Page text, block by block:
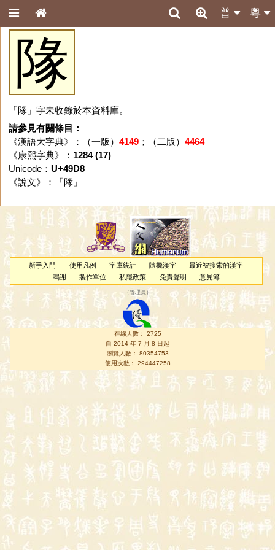
粵
普
䧘
「䧘」字未收錄於本資料庫。
請參見有關條目：
《漢語大字典》：（一版） 4149；（二版） 4464
《康熙字典》： 1284 (17)
Unicode： U+49D8
《說文》：「 䧘」
新手入門 使用凡例 字庫統計 隨機漢字
最近被搜索的漢字
鳴謝
製作單位 私隱政策 免責聲明 意見簿
（管理員 ）
在線人數： 2725
自 2014 年 7 月 8 日起
瀏覽人數： 80354753
使用次數： 294447258